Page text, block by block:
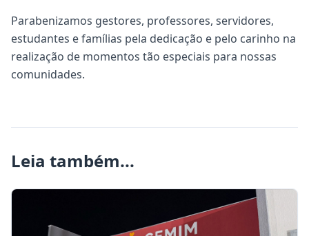
Parabenizamos gestores, professores, servidores,
estudantes e famílias pela dedicação e pelo carinho na
realização de momentos tão especiais para nossas
comunidades.
Leia também...